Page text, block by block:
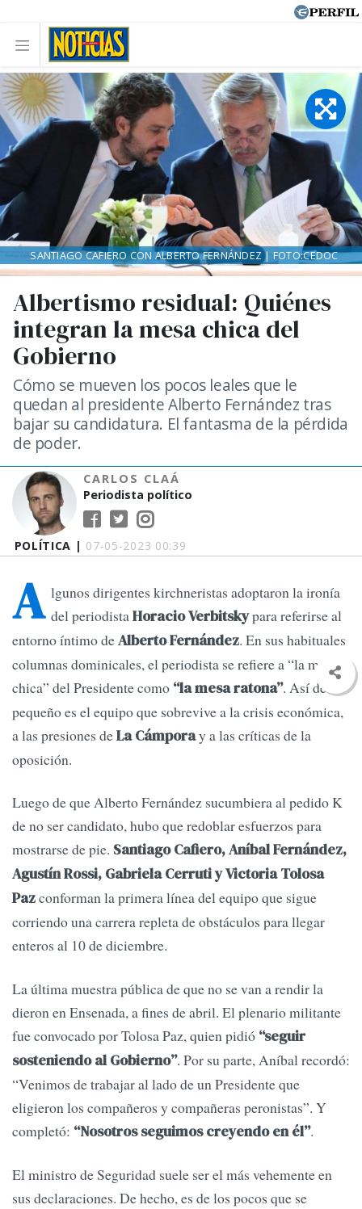
POLÍTICA | 07-05-2023 00:39
Albertismo residual: Quiénes
integran la mesa chica del
Gobierno
Cómo se mueven los pocos leales que le
quedan al presidente Alberto Fernández tras
bajar su candidatura. El fantasma de la pérdida
de poder.
CARLOS CLAÁ
Periodista político
SANTIAGO CAFIERO CON ALBERTO FERNÁNDEZ | FOTO:CEDOC
A lgunos dirigentes kirchneristas adoptaron la ironía
del periodistaHoracio Verbitskypara referirse al
entorno íntimo deAlberto Fernández. En sus habituales
columnas dominicales, el periodista se refiere a “la mesa
chica” del Presidente como “la mesa ratona”. Así de
pequeño es el equipo que sobrevive a la crisis económica,
a las presiones deLa Cámporay a las críticas de la
oposición.
Luego de que Alberto Fernández sucumbiera al pedido K
de no ser candidato, hubo que redoblar esfuerzos para
mostrarse de pie. Santiago Cafiero, Aníbal Fernández,
Agustín Rossi, Gabriela Cerruti y Victoria Tolosa
Pazconforman la primera línea del equipo que sigue
corriendo una carrera repleta de obstáculos para llegar
enteros al 10 de diciembre.
La última muestra pública de que no se van a rendir la
dieron en Ensenada, a fines de abril. El plenario militante
fue convocado por Tolosa Paz, quien pidió “seguir
sosteniendo al Gobierno”. Por su parte, Aníbal recordó:
“Venimos de trabajar al lado de un Presidente que
eligieron los compañeros y compañeras peronistas”. Y
completó: “Nosotros seguimos creyendo en él”.
El ministro de Seguridad suele ser el más vehemente en
sus declaraciones. De hecho, es de los pocos que se